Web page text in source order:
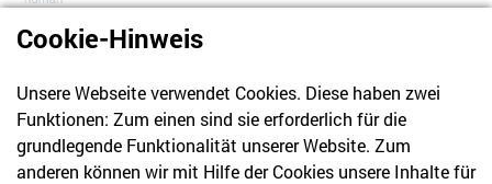
030 61 39 04 10
info@hvd-bb.de
Cookie-Hinweis
Unsere Webseite verwendet Cookies. Diese haben zwei
Funktionen: Zum einen sind sie erforderlich für die
grundlegende Funktionalität unserer Website. Zum
anderen können wir mit Hilfe der Cookies unsere Inhalte für